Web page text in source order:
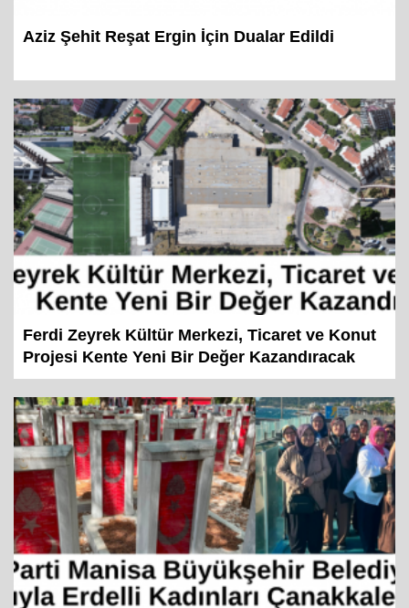
Aziz Şehit Reşat Ergin İçin Dualar Edildi
Ferdi Zeyrek Kültür Merkezi, Ticaret ve Konut
Projesi Kente Yeni Bir Değer Kazandıracak